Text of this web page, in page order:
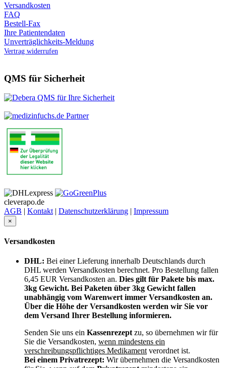
Versandkosten
FAQ
Bestell-Fax
Ihre Patientendaten
Unverträglichkeits-Meldung
Vertrag widerrufen
QMS für Sicherheit
cleverapo.de
AGB | Kontakt | Datenschutzerklärung | Impressum
×
Versandkosten
DHL: Bei einer Lieferung innerhalb Deutschlands durch
DHL werden Versandkosten berechnet. Pro Bestellung fallen
6,45 EUR Versandkosten an. Dies gilt für Pakete bis max.
3kg Gewicht. Bei Paketen über 3kg Gewicht fallen
unabhängig vom Warenwert immer Versandkosten an.
Über die Höhe der Versandkosten werden wir Sie vor
dem Versand Ihrer Bestellung informieren.
Senden Sie uns ein Kassenrezeptzu, so übernehmen wir für
Sie die Versandkosten, wenn mindestens ein
verschreibungspflichtiges Medikamentverordnet ist.
Bei einem Privatrezept: Wir übernehmen die Versandkosten